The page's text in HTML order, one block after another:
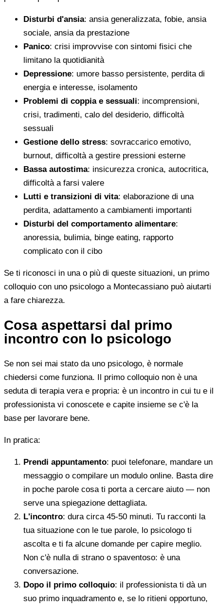
Disturbi d'ansia: ansia generalizzata, fobie, ansia
sociale, ansia da prestazione
Panico: crisi improvvise con sintomi fisici che
limitano la quotidianità
Depressione: umore basso persistente, perdita di
energia e interesse, isolamento
Problemi di coppia e sessuali: incomprensioni,
crisi, tradimenti, calo del desiderio, difficoltà
sessuali
Gestione dello stress: sovraccarico emotivo,
burnout, difficoltà a gestire pressioni esterne
Bassa autostima: insicurezza cronica, autocritica,
difficoltà a farsi valere
Lutti e transizioni di vita: elaborazione di una
perdita, adattamento a cambiamenti importanti
Disturbi del comportamento alimentare:
anoressia, bulimia, binge eating, rapporto
complicato con il cibo
Se ti riconosci in una o più di queste situazioni, un primo
colloquio con uno psicologo a Montecassiano può aiutarti
a fare chiarezza.
Cosa aspettarsi dal primo
incontro con lo psicologo
Se non sei mai stato da uno psicologo, è normale
chiedersi come funziona. Il primo colloquio non è una
seduta di terapia vera e propria: è un incontro in cui tu e il
professionista vi conoscete e capite insieme se c'è la
base per lavorare bene.
In pratica:
Prendi appuntamento: puoi telefonare, mandare un
messaggio o compilare un modulo online. Basta dire
in poche parole cosa ti porta a cercare aiuto — non
serve una spiegazione dettagliata.
L'incontro: dura circa 45-50 minuti. Tu racconti la
tua situazione con le tue parole, lo psicologo ti
ascolta e ti fa alcune domande per capire meglio.
Non c'è nulla di strano o spaventoso: è una
conversazione.
Dopo il primo colloquio: il professionista ti dà un
suo primo inquadramento e, se lo ritieni opportuno,